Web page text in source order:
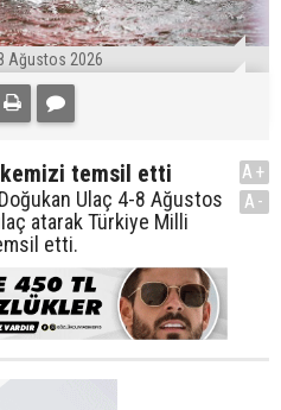
Ağustos 2026
temsil etti
Doğukan Ulaç 4-8 Ağustos
atarak Türkiye Milli
etti.
A+
A-